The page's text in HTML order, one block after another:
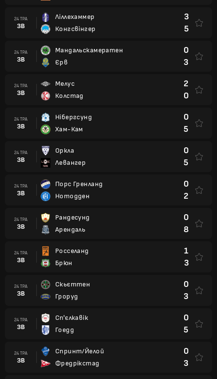
24 ТРА
ЗВ
Ліллехаммер
Конгсвінгер
3
5
24 ТРА
ЗВ
Мандальскамератен
Єрв
0
3
24 ТРА
ЗВ
Мелус
Колстад
2
0
24 ТРА
ЗВ
Нібергсунд
Хам-Кам
0
5
24 ТРА
ЗВ
Оркла
Левангер
0
5
24 ТРА
ЗВ
Порс Гренланд
Нотодден
0
2
24 ТРА
ЗВ
Рандесунд
Арендаль
0
8
24 ТРА
ЗВ
Росселанд
Брюн
1
3
24 ТРА
ЗВ
Скьєттен
Гроруд
0
3
24 ТРА
ЗВ
Сп'єлкавік
Гоедд
0
5
24 ТРА
ЗВ
Спринт/Йелой
Фредрікстад
0
3